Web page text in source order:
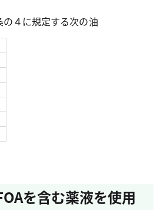
４に規定する次の油
を含む薬液を使用